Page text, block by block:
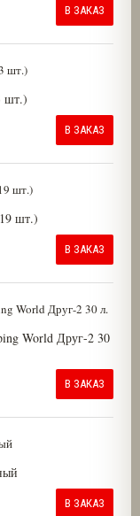
В ЗАКАЗ
шт.)
В ЗАКАЗ
шт.)
В ЗАКАЗ
World Друг-2 30
В ЗАКАЗ
В ЗАКАЗ